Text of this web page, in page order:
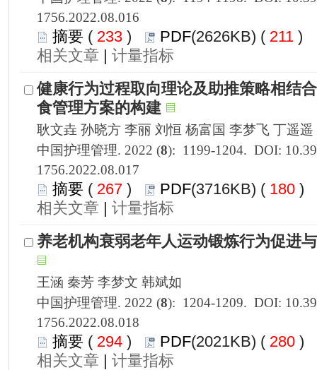
1756.2022.08.016
233 ) 211 )
|
1756.2022.08.017
267 ) 180 )
|
1756.2022.08.018
294 ) 280 )
|